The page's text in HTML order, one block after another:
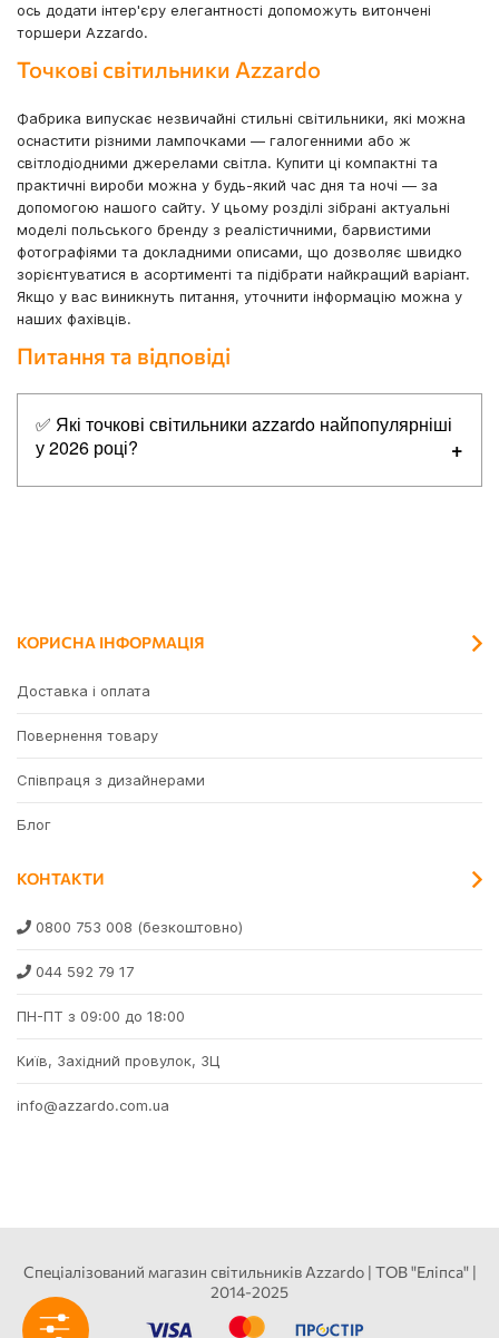
ось додати інтер'єру елегантності допоможуть витончені
торшери Azzardo.
Точкові світильники Azzardo
Фабрика випускає незвичайні стильні світильники, які можна
оснастити різними лампочками — галогенними або ж
світлодіодними джерелами світла. Купити ці компактні та
практичні вироби можна у будь-який час дня та ночі — за
допомогою нашого сайту. У цьому розділі зібрані актуальні
моделі польського бренду з реалістичними, барвистими
фотографіями та докладними описами, що дозволяє швидко
зорієнтуватися в асортименті та підібрати найкращий варіант.
Якщо у вас виникнуть питання, уточнити інформацію можна у
наших фахівців.
Питання та відповіді
✅ Які точкові світильники azzardo найпопулярніші
у 2026 році?
✔Azzardo AZ2252 Monza R 8 4000K, 5 Вт, 590 лм, 4000K
✔Azzardo AZ2802 Minorka BK/GO
КОРИСНА ІНФОРМАЦІЯ
Доставка і оплата
Повернення товару
Співпраця з дизайнерами
Блог
КОНТАКТИ
0800 753 008 (безкоштовно)
044 592 79 17
ПН-ПТ з 09:00 до 18:00
Київ, Західний провулок, 3Ц
info@azzardo.com.ua
Спеціалізований магазин світильників Azzardo | ТОВ "Еліпса" |
2014-2025